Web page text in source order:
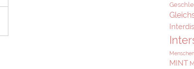
MINT